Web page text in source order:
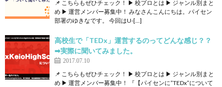
📌 こちらもぜひチェック！ ▶ 校プロとは ▶ ジャンル別まと
め ▶ 運営メンバー募集中！ みなさんこんにちは。パイセン
部署のゆきなです。 今回はU-[…]
高校生で「TEDx」運営するのってどんな感じ？？
➡︎実際に聞いてみました。
2017.07.10
📌 こちらもぜひチェック！ ▶ 校プロとは ▶ ジャンル別まと
め ▶ 運営メンバー募集中！ 『【パイセンに”TEDx”について